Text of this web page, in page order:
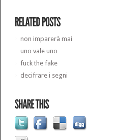
non imparerà mai
uno vale uno
fuck the fake
decifrare i segni